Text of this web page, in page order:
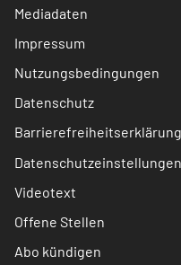
Mediadaten
Impressum
Nutzungsbedingungen
Datenschutz
Barrierefreiheitserklärung
Datenschutzeinstellungen
Videotext
Offene Stellen
Abo kündigen